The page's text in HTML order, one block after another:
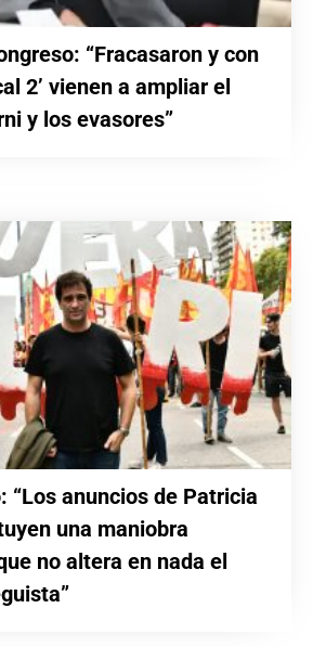
“Fracasaron y con
2’ vienen a ampliar el
y los evasores”
“Los anuncios de Patricia
una maniobra
no altera en nada el